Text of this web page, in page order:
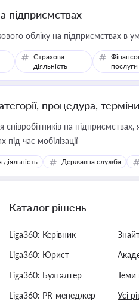
підприємствах
обліку на підприємствах в
Страхова
діяльність
послуги
процедура,
на підприємствах,
час мобілізації
діяльність Державна служба
Каталог рішень
Liga360: Керівник
Liga360: Юрист
Liga360: Бухгалтер
Liga360: PR-менеджер
Теми
Усі